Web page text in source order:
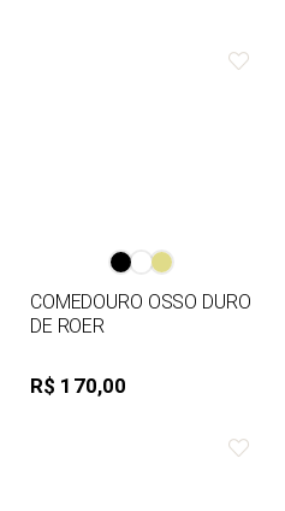
COMEDOURO OSSO DURO
DE ROER
R$ 170,00